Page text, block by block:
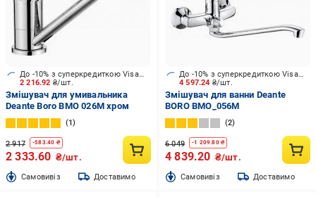
2 216.92 ₴/шт.
До -10% з суперкредиткою Visa Вигода
Змішувач для умивальника
Deante Boro BMO 026M хром
1
2 917 -583.40 ₴
2 333.60 ₴/шт.
Cамовивіз Доставимо
4 597.24 ₴/шт.
До -10% з суперкредиткою Visa Вигода
Змішувач для ванни Deante
BORO BMO_056M
2
6 049 -1 209.80₴
4 839.20 ₴/шт.
Cамовивіз Доставимо